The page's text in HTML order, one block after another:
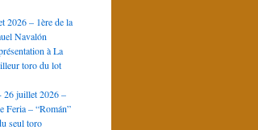
2026 – 1ère de la
Navalón
à La
toro du lot
26 juillet 2026 –
Feria – “Román”
seul toro